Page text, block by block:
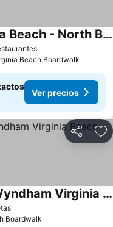
Holiday Inn & Suites Virginia Beach - North Beach by IHG
Beach Boardwalk
Ver precios
Compartir
La Quinta Inn & Suites by Wyndham Virginia Beach
Boardwalk